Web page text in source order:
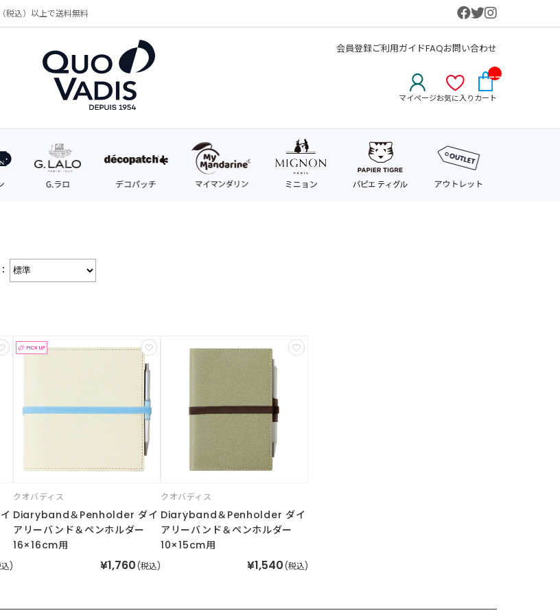
込）以上で送料無料
会員登録ご利用ガイドFAQお問い合わせ
マイページお気に入りカート
__
M_
T_
)
クオバディス
Diaryband＆Penholder ダイ
アリーバンド＆ペンホルダー
16×16cm用
¥1,760 (税込)
クオバディス
Diaryband＆Penholder ダイ
アリーバンド＆ペンホルダー
10×15cm用
¥1,540 (税込)